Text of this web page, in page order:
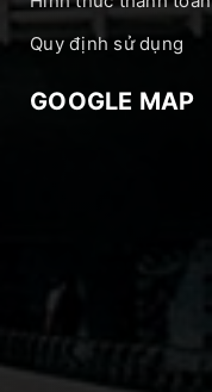
Quy định sử dụng
GOOGLE MAP